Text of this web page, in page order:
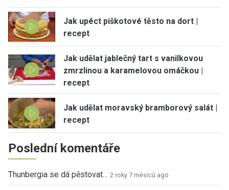
Jak upéct piškotové těsto na dort |
recept
Jak udělat jablečný tart s vanilkovou
zmrzlinou a karamelovou omáčkou |
recept
Jak udělat moravský bramborový salát |
recept
Poslední komentáře
Thunbergia se dá pěstovat… 2 roky 7 měsíců ago